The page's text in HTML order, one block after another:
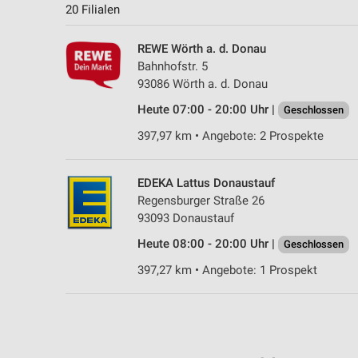
20 Filialen
REWE Wörth a. d. Donau
Bahnhofstr. 5
93086 Wörth a. d. Donau
Heute 07:00 - 20:00 Uhr |
Geschlossen
397,97 km • Angebote: 2 Prospekte
EDEKA Lattus Donaustauf
Regensburger Straße 26
93093 Donaustauf
Heute 08:00 - 20:00 Uhr |
Geschlossen
397,27 km • Angebote: 1 Prospekt